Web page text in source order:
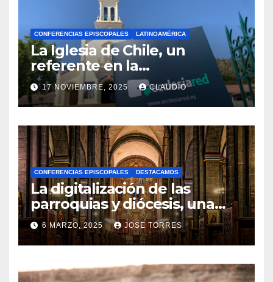
CONFERENCIAS EPISCOPALES LATINOAMÉRICA
La Iglesia de Chile, un
referente en la
transformación digital
gracias a Ecclesiared
17 NOVIEMBRE, 2025 CLAUDIO
N
O
H
A
Y
C
O
M
N
CONFERENCIAS EPISCOPALES DESTACAMOS
La digitalización de las
parroquias y diócesis, una
realidad ya para el futuro de
la Iglesia
6 MARZO, 2025 JOSE TORRES
N
O
H